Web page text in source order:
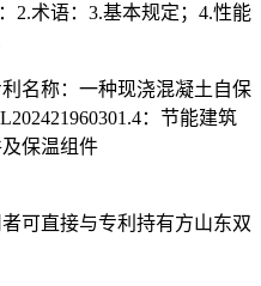
2.术语：3.基本规定；4.性能
名称：一种现浇混凝土自保
：节能建筑
保温组件
可直接与专利持有方山东双